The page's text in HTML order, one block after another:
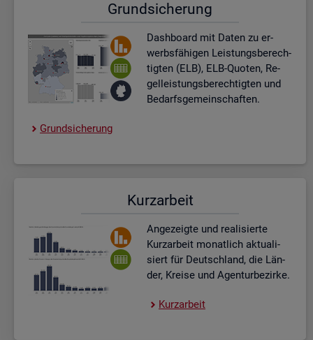
Grund­si­che­rung
Dash­board mit Daten zu er­
werbs­fä­hi­gen Leis­tungs­be­rech­
tig­ten (ELB), ELB-Quo­ten, Re­
gel­leis­tungs­be­rech­tig­ten und
Be­darfs­ge­mein­schaf­ten.
Grund­si­che­rung
Kurz­ar­beit
An­ge­zeig­te und rea­li­sier­te
Kurz­ar­beit mo­nat­lich ak­tua­li­
siert für Deutsch­land, die Län­
der, Krei­se und Agen­tur­be­zir­ke.
Kurz­ar­beit